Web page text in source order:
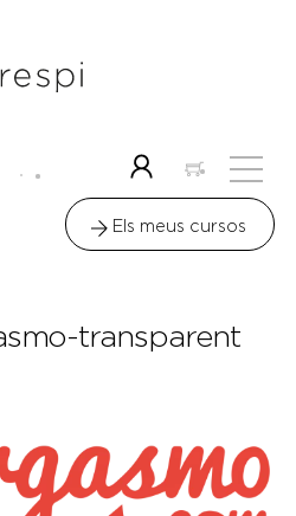
label
Els meus cursos
transparent